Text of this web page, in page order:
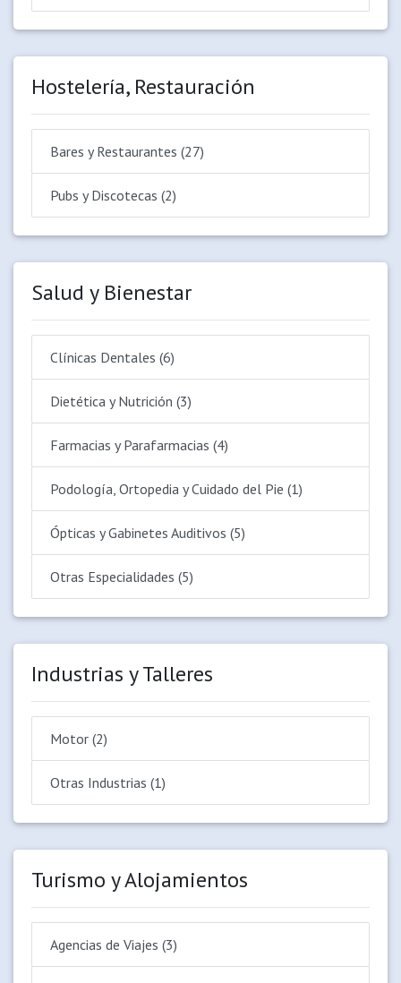
Hostelería, Restauración
Bares y Restaurantes (27)
Pubs y Discotecas (2)
Salud y Bienestar
Clínicas Dentales (6)
Dietética y Nutrición (3)
Farmacias y Parafarmacias (4)
Podología, Ortopedia y Cuidado del Pie (1)
Ópticas y Gabinetes Auditivos (5)
Otras Especialidades (5)
Industrias y Talleres
Motor (2)
Otras Industrias (1)
Turismo y Alojamientos
Agencias de Viajes (3)